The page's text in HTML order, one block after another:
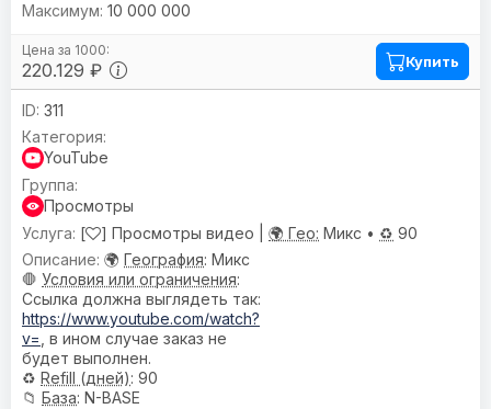
220.129 ₽
10 000 000
Купить
311
YouTube
Просмотры
[
] Просмотры видео | 🌍 Гео: Микс • ♻️ 90
🌍 География: Микс
🛑 Условия или ограничения:
Ссылка должна выглядеть так:
https://www.youtube.com/watch?
v= , в ином случае заказ не
будет выполнен.
♻️ Refill (дней): 90
📁 База: N-BASE